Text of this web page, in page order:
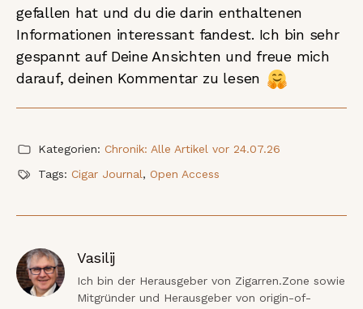
gefallen hat und du die darin enthaltenen
Informationen interessant fandest. Ich bin sehr
gespannt auf Deine Ansichten und freue mich
darauf, deinen Kommentar zu lesen
Kategorien: Chronik: Alle Artikel vor 24.07.26
Tags: Cigar Journal, Open Access
Vasilij
Ich bin der Herausgeber von Zigarren.Zone sowie
Mitgründer und Herausgeber von origin-of-